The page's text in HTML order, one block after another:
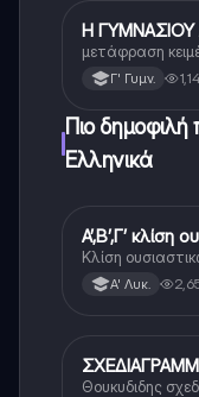
Αρχαία
Η
Γ' Γυμν.
Πιο δημοφιλή
Ελληνικά
Αρχαία
Α’,Β’,Γ’ κλίση
Κλίση
Α' Λυκ.
Αρχαία
Θουκυδιδης